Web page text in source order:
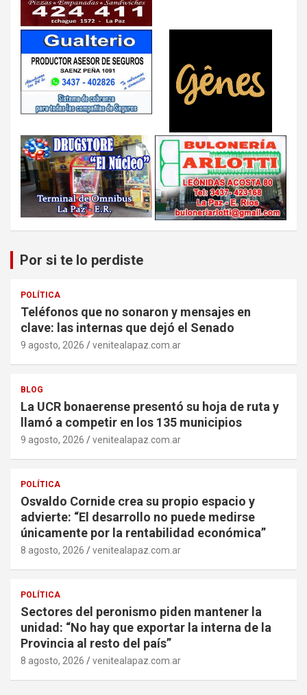
Por si te lo perdiste
POLÍTICA
Teléfonos que no sonaron y mensajes en
clave: las internas que dejó el Senado
9 agosto, 2026 venitealapaz.com.ar
BLOG
La UCR bonaerense presentó su hoja de ruta y
llamó a competir en los 135 municipios
9 agosto, 2026 venitealapaz.com.ar
POLÍTICA
Osvaldo Cornide crea su propio espacio y
advierte: “El desarrollo no puede medirse
únicamente por la rentabilidad económica”
8 agosto, 2026 venitealapaz.com.ar
POLÍTICA
Sectores del peronismo piden mantener la
unidad: “No hay que exportar la interna de la
Provincia al resto del país”
8 agosto, 2026 venitealapaz.com.ar